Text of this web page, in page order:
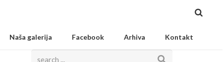
Naša galerija Facebook Arhiva Kontakt